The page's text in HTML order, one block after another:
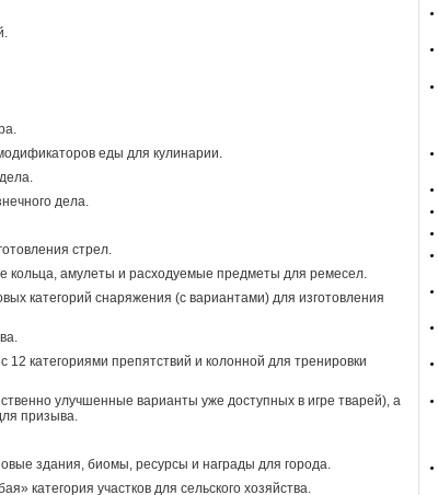
еды для кулинарии.
дела.
стрел.
кольца, амулеты и расходуемые предметы для ремесел.
категорий снаряжения (с вариантами) для изготовления
12 категориями препятствий и колонной для тренировки
улучшенные варианты уже доступных в игре тварей), а
призыва.
здания, биомы, ресурсы и награды для города.
категория участков для сельского хозяйства.